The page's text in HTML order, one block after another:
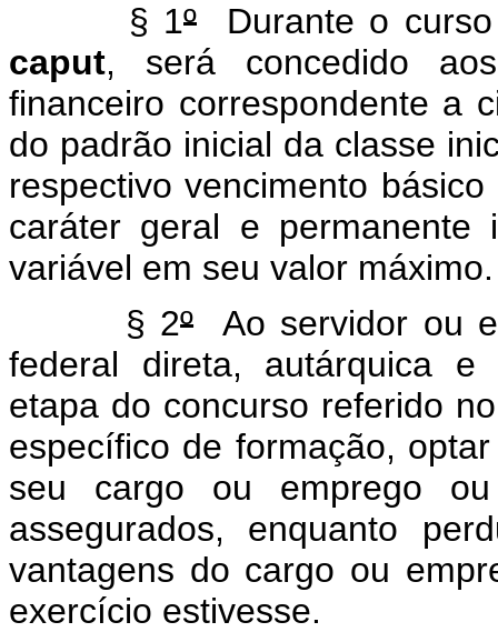
§ 1º Durante o
caput, será concedido
financeiro correspondente a
do padrão inicial da classe
respectivo vencimento
caráter geral e permanente
variável em seu valor máximo.
§ 2º Ao servidor ou
federal direta, autárquica e
etapa do concurso referido
específico de formação,
seu cargo ou emprego ou
assegurados, enquanto
vantagens do cargo ou
exercício estivesse.